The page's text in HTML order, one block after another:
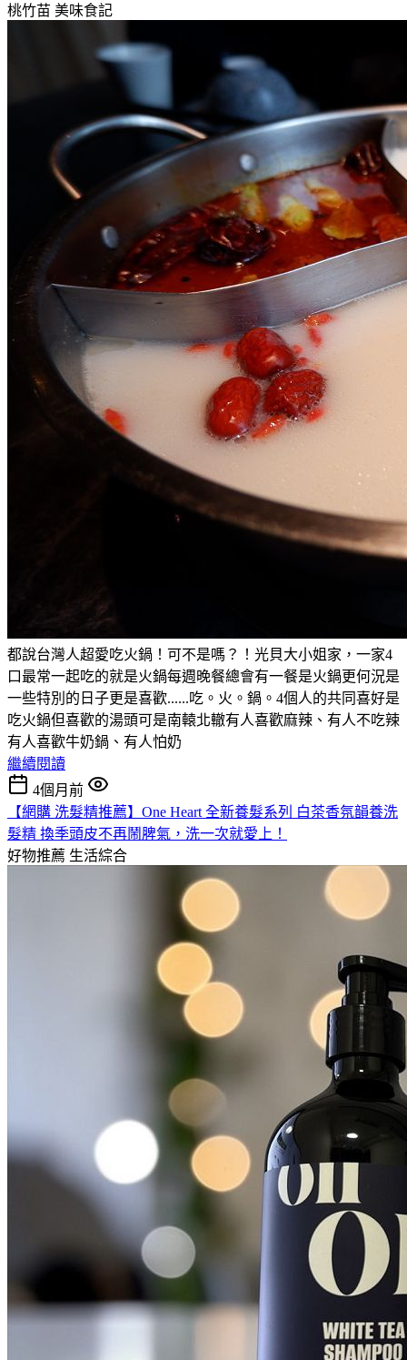
桃竹苗 美味食記
都說台灣人超愛吃火鍋！可不是嗎？！光貝大小姐家，一家4
口最常一起吃的就是火鍋每週晚餐總會有一餐是火鍋更何況是
一些特別的日子更是喜歡......吃。火。鍋。4個人的共同喜好是
吃火鍋但喜歡的湯頭可是南轅北轍有人喜歡麻辣、有人不吃辣
有人喜歡牛奶鍋、有人怕奶
繼續閱讀
4個月前
【網購 洗髮精推薦】One Heart 全新養髮系列 白茶香氛韻養洗
髮精 換季頭皮不再鬧脾氣，洗一次就愛上！
好物推薦 生活綜合